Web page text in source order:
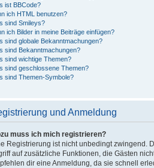
ist BBCode?
ich HTML benutzen?
sind Smileys?
ich Bilder in meine Beiträge einfügen?
sind globale Bekanntmachungen?
sind Bekanntmachungen?
sind wichtige Themen?
sind geschlossene Themen?
sind Themen-Symbole?
und Anmeldung
muss ich mich registrieren?
Registrierung ist nicht unbedingt zwingend.
auf zusätzliche Funktionen, die Gästen
dir eine Anmeldung, da sie schnell